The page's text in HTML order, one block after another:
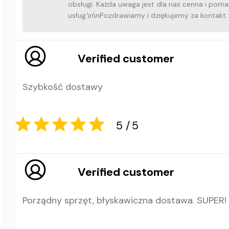
obsługi. Każda uwaga jest dla nas cenna i
usług.\n\nPozdrawiamy i dziękujemy za kontakt.
Verified customer
Szybkość dostawy
Verified customer
Porządny sprzęt, błyskawiczna dostawa. SUPER!